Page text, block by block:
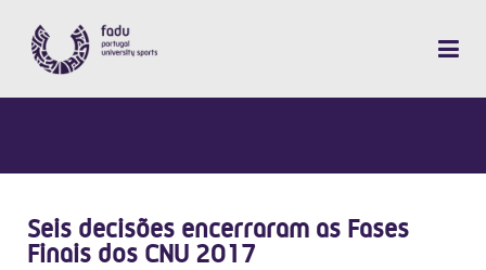
Seis decisões encerraram as Fases
Finais dos CNU 2017